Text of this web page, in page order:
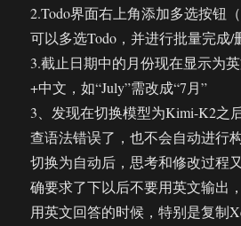
2.Todo界面右上角添加多选按钮
可以多选Todo，并进行批量完成/
3.截止日期中的月份现在显示为
+中文，如“July”需改成“7月”
3、发现在切换模型为Kimi-K2之
查语法错误了，也不会自动进行
切换为自动后，思考和修改过程
确要求了下以后不要用英文输出
用英文回答的时候，特别是复制